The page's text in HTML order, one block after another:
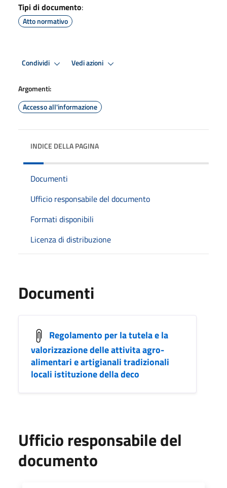
Tipi di documento:
Atto normativo
Condividi Vedi azioni
Argomenti:
Accesso all'informazione
INDICE DELLA PAGINA
Documenti
Ufficio responsabile del documento
Formati disponibili
Licenza di distribuzione
Documenti
Regolamento per la tutela e la
valorizzazione delle attivita agro-
alimentari e artigianali tradizionali
locali istituzione della deco
Ufficio responsabile del
documento